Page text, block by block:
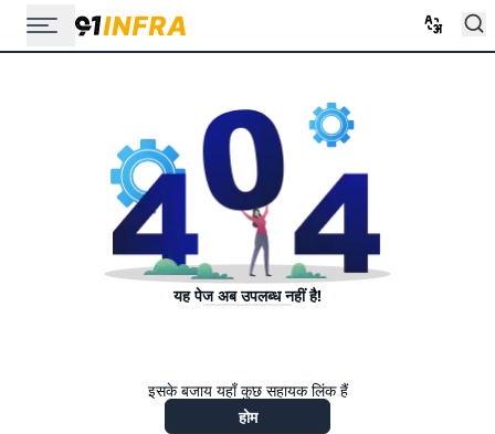
यह पेज अब उपलब्ध नहीं है!
इसके बजाय यहाँ कुछ सहायक लिंक हैं
होम